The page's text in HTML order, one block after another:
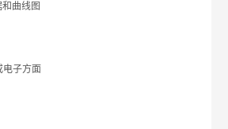
曲线图
电子方面